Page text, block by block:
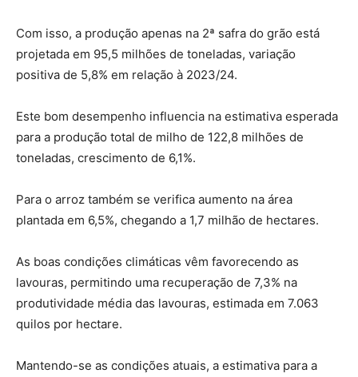
Com isso, a produção apenas na 2ª safra do grão está
projetada em 95,5 milhões de toneladas, variação
positiva de 5,8% em relação à 2023/24.
Este bom desempenho influencia na estimativa esperada
para a produção total de milho de 122,8 milhões de
toneladas, crescimento de 6,1%.
Para o arroz também se verifica aumento na área
plantada em 6,5%, chegando a 1,7 milhão de hectares.
As boas condições climáticas vêm favorecendo as
lavouras, permitindo uma recuperação de 7,3% na
produtividade média das lavouras, estimada em 7.063
quilos por hectare.
Mantendo-se as condições atuais, a estimativa para a